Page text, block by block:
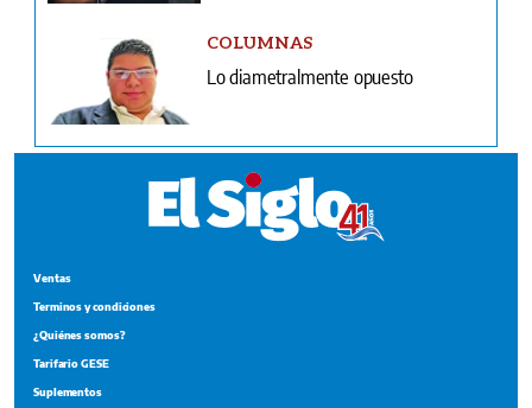
COLUMNAS
Lo diametralmente opuesto
Ventas
Terminos y condiciones
¿Quiénes somos?
Tarifario GESE
Suplementos